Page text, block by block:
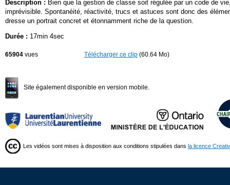
Description : Bien que la gestion de classe soit régulée par un code de
imprévisible. Spontanéité, réactivité, trucs et astuces sont donc des
dresse un portrait concret et étonnamment riche de la question.
Durée : 17min 4sec
65904 vues Télécharger ce clip (60.64 Mo)
Site également disponible en version mobile.
Les vidéos sont mises à disposition aux conditions stipulées dans la licence